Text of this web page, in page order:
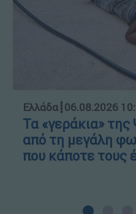
Ελλάδα┋06.08.2026
Τα «γεράκια»
από τη μεγάλη
που κάποτε τους